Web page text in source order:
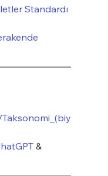
Standardı
&